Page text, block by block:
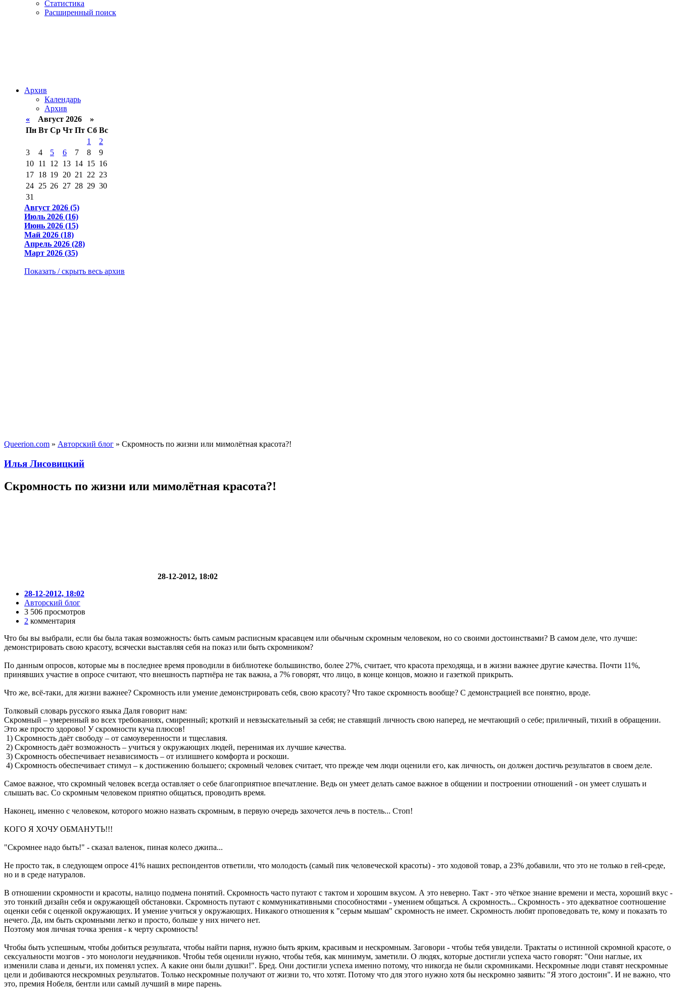
Статистика
Расширенный поиск
Архив
Календарь
Архив
« Август 2026 »
Пн Вт Ср Чт Пт Сб Вс
1
2
3
4 5 6 7 8
9
10 11 12 13 14 15 16
17 18 19 20 21 22 23
24 25 26 27 28 29 30
31
Август 2026 (5)
Июль 2026 (16)
Июнь 2026 (15)
Май 2026 (18)
Апрель 2026 (28)
Март 2026 (35)
Показать / скрыть весь архив
Queerion.com » Авторский блог » Скромность по жизни или мимолётная красота?!
Илья Лисовицкий
Скромность по жизни или мимолётная красота?!
28-12-2012, 18:02
28-12-2012, 18:02
Авторский блог
3 506 просмотров
2 комментария
Что бы вы выбрали, если бы была такая возможность: быть самым расписным красавцем или обычным скромным человеком, но со своими достоинствами? В самом деле, что лучше:
демонстрировать свою красоту, всячески выставляя себя на показ или быть скромником?
По данным опросов, которые мы в последнее время проводили в библиотеке большинство, более 27%, считает, что красота преходяща, и в жизни важнее другие качества. Почти 11%,
принявших участие в опросе считают, что внешность партнёра не так важна, а 7% говорят, что лицо, в конце концов, можно и газеткой прикрыть.
Что же, всё-таки, для жизни важнее? Скромность или умение демонстрировать себя, свою красоту? Что такое скромность вообще? С демонстрацией все понятно, вроде.
Толковый словарь русского языка Даля говорит нам:
Скромный – умеренный во всех требованиях, смиренный; кроткий и невзыскательный за себя; не ставящий личность свою наперед, не мечтающий о себе; приличный, тихий в обращении.
Это же просто здорово! У скромности куча плюсов!
1) Скромность даёт свободу – от самоуверенности и тщеславия.
2) Скромность даёт возможность – учиться у окружающих людей, перенимая их лучшие качества.
3) Скромность обеспечивает независимость – от излишнего комфорта и роскоши.
4) Скромность обеспечивает стимул – к достижению большего; скромный человек считает, что прежде чем люди оценили его, как личность, он должен достичь результатов в своем деле.
Самое важное, что скромный человек всегда оставляет о себе благоприятное впечатление. Ведь он умеет делать самое важное в общении и построении отношений - он умеет слушать и
слышать вас. Со скромным человеком приятно общаться, проводить время.
Наконец, именно с человеком, которого можно назвать скромным, в первую очередь захочется лечь в постель... Стоп!
КОГО Я ХОЧУ ОБМАНУТЬ!!!
"Скромнее надо быть!" - сказал валенок, пиная колесо джипа...
Не просто так, в следующем опросе 41% наших респондентов ответили, что молодость (самый пик человеческой красоты) - это ходовой товар, а 23% добавили, что это не только в гей-среде,
но и в среде натуралов.
В отношении скромности и красоты, налицо подмена понятий. Скромность часто путают с тактом и хорошим вкусом. А это неверно. Такт - это чёткое знание времени и места, хороший вкус -
это тонкий дизайн себя и окружающей обстановки. Скромность путают с коммуникативными способностями - умением общаться. А скромность... Скромность - это адекватное соотношение
оценки себя с оценкой окружающих. И умение учиться у окружающих. Никакого отношения к "серым мышам" скромность не имеет. Скромность любят проповедовать те, кому и показать то
нечего. Да, им быть скромными легко и просто, больше у них ничего нет.
Поэтому моя личная точка зрения - к черту скромность!
Чтобы быть успешным, чтобы добиться результата, чтобы найти парня, нужно быть ярким, красивым и нескромным. Заговори - чтобы тебя увидели. Трактаты о истинной скромной красоте, о
сексуальности мозгов - это монологи неудачников. Чтобы тебя оценили нужно, чтобы тебя, как минимум, заметили. О людях, которые достигли успеха часто говорят: "Они наглые, их
изменили слава и деньги, их поменял успех. А какие они были душки!". Бред. Они достигли успеха именно потому, что никогда не были скромниками. Нескромные люди ставят нескромные
цели и добиваются нескромных результатов. Только нескромные получают от жизни то, что хотят. Потому что для этого нужно хотя бы нескромно заявить: "Я этого достоин". И не важно, что
это, премия Нобеля, бентли или самый лучший в мире парень.